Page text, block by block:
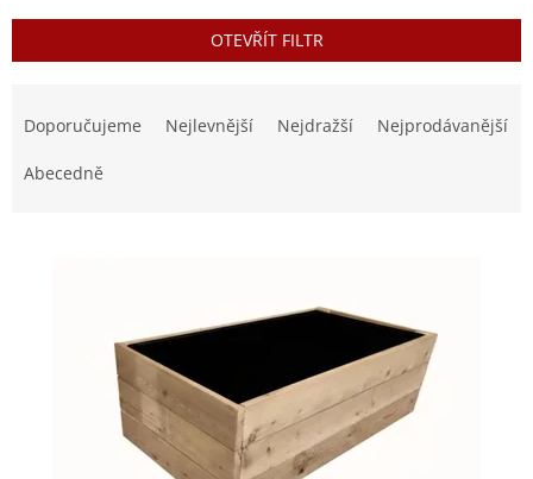
OTEVŘÍT FILTR
Doporučujeme Nejlevnější Nejdražší Nejprodávanější
Abecedně